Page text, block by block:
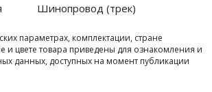
Шинопровод (трек)
параметрах, комплектации, стране
и цвете товара приведены для ознакомления и
данных, доступных на момент публикации